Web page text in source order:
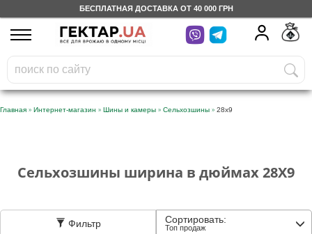
БЕСПЛАТНАЯ ДОСТАВКА ОТ 40 000 ГРН
UA
На вашем
бонусном счете
грн
Бесплатно по Украине
Категории
Дневник
Главная » Интернет-магазин » Шины и камеры » Сельхозшины » 28x9
Сельхозшины ширина в дюймах 28X9
Фильтр Сортировать:
Топ продаж